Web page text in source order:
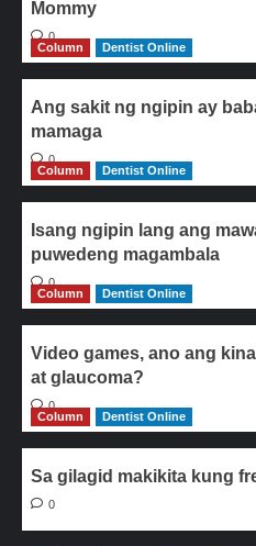
Mommy
0
Column
Dentist Online
Ang sakit ng ngipin ay
mamaga
0
Column
Dentist Online
Isang ngipin lang ang
puwedeng magambala
0
Column
Dentist Online
Video games, ano ang
at glaucoma?
0
Column
Dentist Online
Sa gilagid makikita kung
0